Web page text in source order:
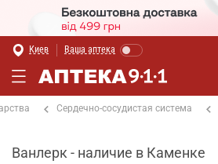
Киев Ваша аптека
Сердечно-сосудистая система
Ванлерк - наличие в Каменке